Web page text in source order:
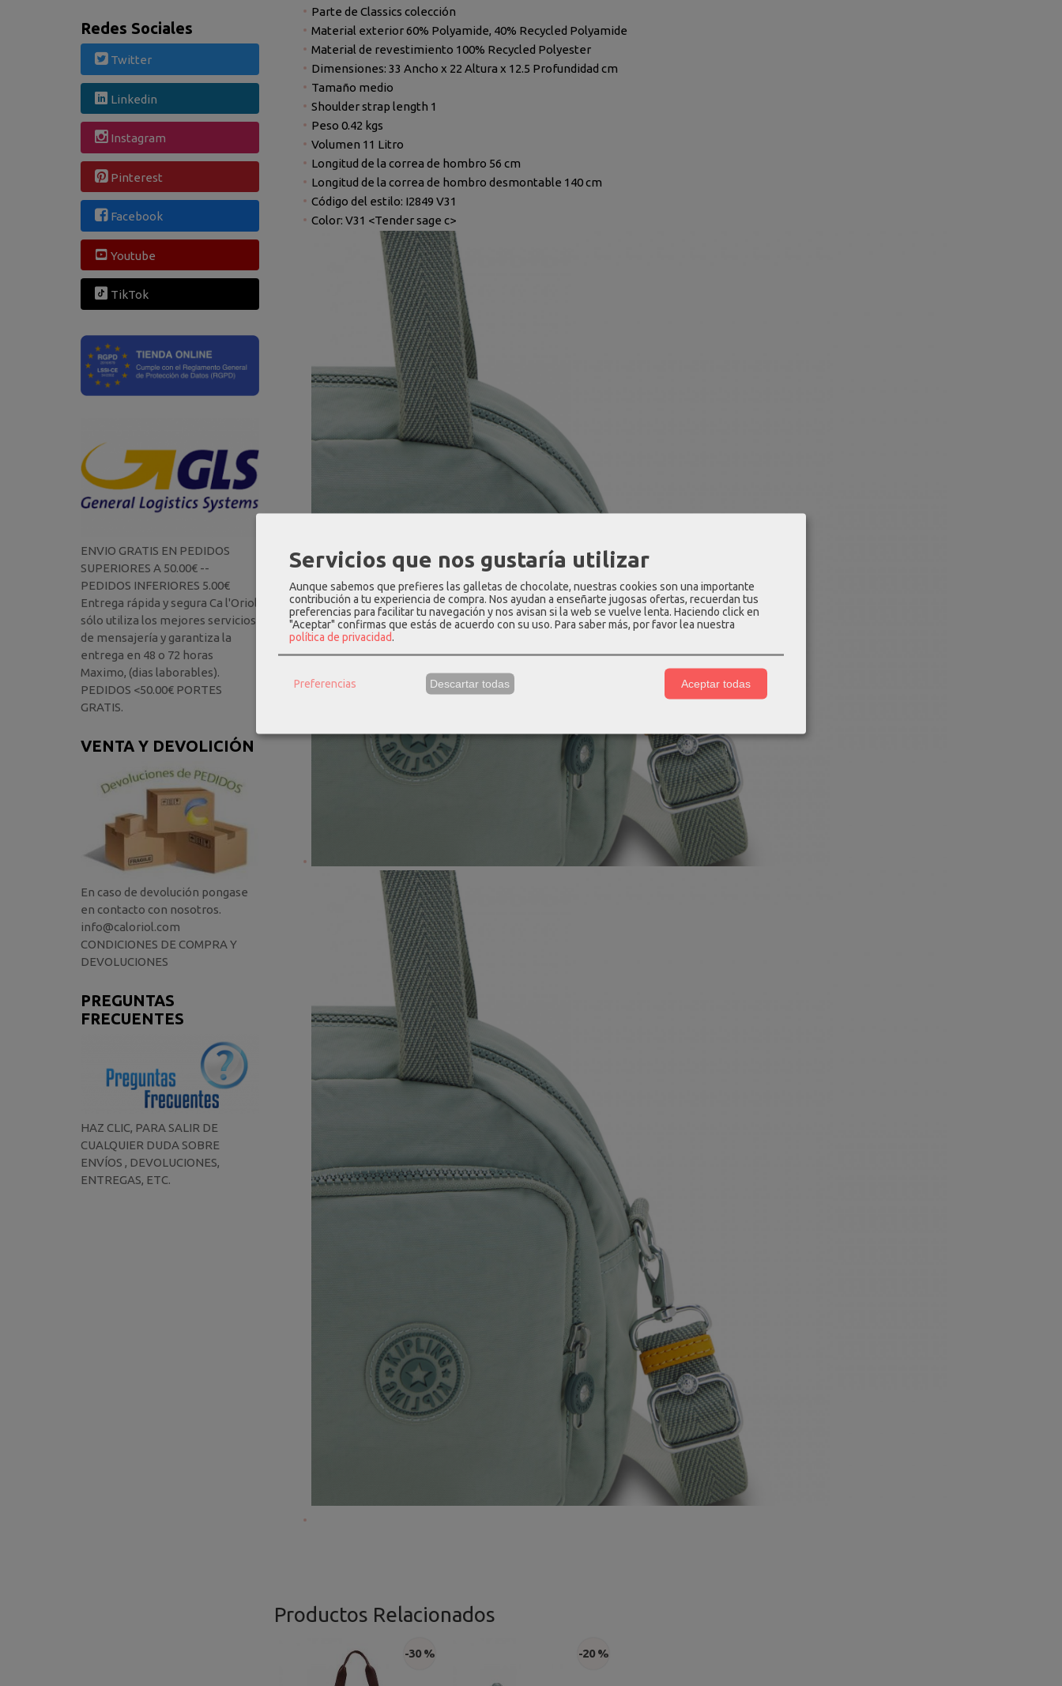
Redes Sociales
Twitter
Linkedin
Instagram
Pinterest
Facebook
Youtube
TikTok
ENVIO GRATIS EN PEDIDOS
SUPERIORES A 50.00€ --
PEDIDOS INFERIORES 5.00€
Entrega rápida y segura Ca l'Oriol
sólo utiliza los mejores servicios
de mensajería y garantiza la
entrega en 48 o 72 horas
Maximo, (dias laborables).
PEDIDOS <50.00€ PORTES
GRATIS.
VENTA Y DEVOLICIÓN
En caso de devolución pongase
en contacto con nosotros.
info@caloriol.com
CONDICIONES DE COMPRA Y
DEVOLUCIONES
PREGUNTAS
FRECUENTES
HAZ CLIC, PARA SALIR DE
CUALQUIER DUDA SOBRE
ENVÍOS , DEVOLUCIONES,
ENTREGAS, ETC.
Parte de Classics colección
Material exterior60% Polyamide, 40% Recycled Polyamide
Material de revestimiento 100% Recycled Polyester
Dimensiones: 33 Ancho x 22 Altura x 12.5 Profundidad cm
Tamaño medio
Shoulder strap length 1
Peso 0.42 kgs
Volumen 11 Litro
Longitud de la correa de hombro 56 cm
Longitud de la correa de hombro desmontable 140 cm
Código del estilo: I2849 V31
Color: V31 <Tender sage c>
Productos Relacionados
-30 % -20 %
Servicios que nos gustaría utilizar
Aunque sabemos que prefieres las galletas de chocolate, nuestras cookies son una importante
contribución a tu experiencia de compra. Nos ayudan a enseñarte jugosas ofertas, recuerdan tus
preferencias para facilitar tu navegación y nos avisan si la web se vuelve lenta. Haciendo click en
"Aceptar" confirmas que estás de acuerdo con su uso. Para saber más, por favor lea nuestra
política de privacidad.
Preferencias Descartar todas Aceptar todas